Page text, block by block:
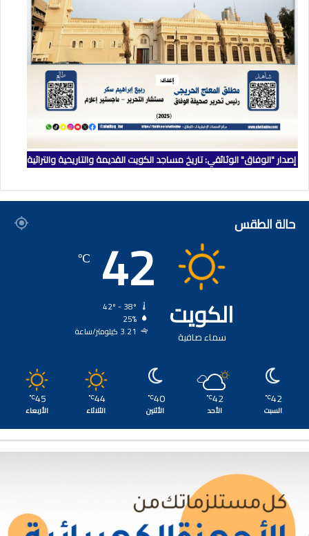
إصدار "الوفاق" الوثائقي: تاريخ مساجد الكويت القديمة والتاريخية والتراثية
حالة الطقس
الكويت
سماء صافية
42
℃
25%
3.21 كيلومتر/ساعة
42
℃
السبت
42
℃
الأحد
40
℃
الأثنين
44
℃
الثلاثاء
45
℃
الأربعاء